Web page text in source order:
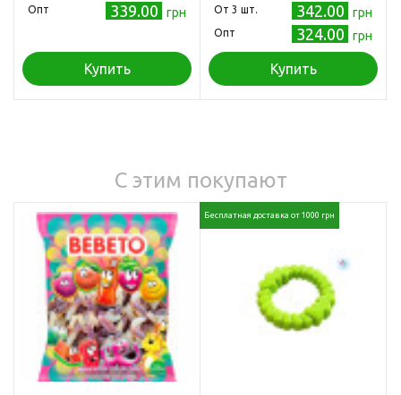
Опт 339.00 грн
Купить
Oт 3 шт. 342.00 грн
Опт 324.00 грн
Купить
С этим покупают
Бесплатная доставка от 1000 грн